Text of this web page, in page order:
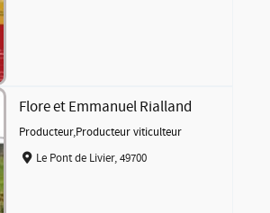
Flore et Emmanuel Rialland
Producteur,Producteur viticulteur
Le Pont de Livier, 49700